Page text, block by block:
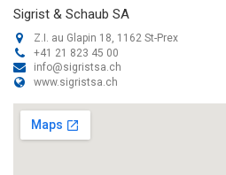
Sigrist & Schaub SA
Z.I. au Glapin 18, 1162 St-Prex
+41 21 823 45 00
info@sigristsa.ch
www.sigristsa.ch